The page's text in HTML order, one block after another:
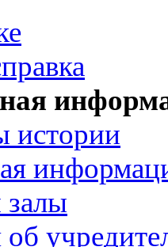
истории